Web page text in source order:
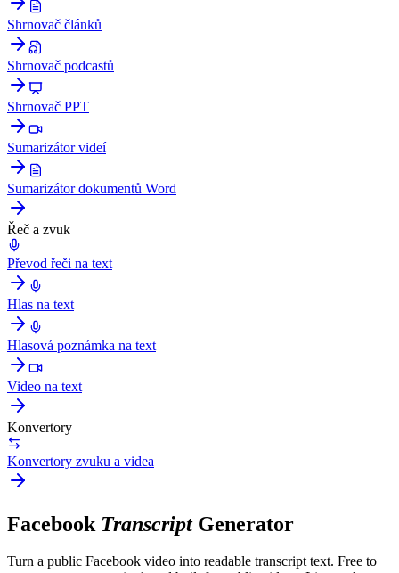
Shrnovač článků
Shrnovač podcastů
Shrnovač PPT
Sumarizátor videí
Sumarizátor dokumentů Word
Řeč a zvuk
Převod řeči na text
Hlas na text
Hlasová poznámka na text
Video na text
Konvertory
Konvertory zvuku a videa
Facebook TranscriptGenerator
Turn a public Facebook video into readable transcript text. Free to